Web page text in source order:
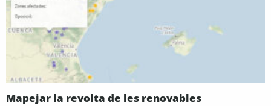
Mapejar la revolta de les renovables